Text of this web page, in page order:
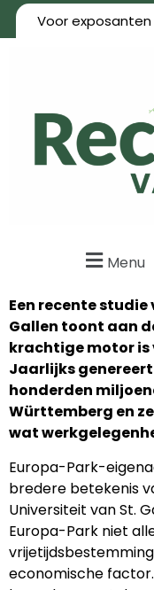
Voor exposanten
Menu
Een recente
Gallen toont aan
krachtige motor is
Jaarlijks
honderden
Württemberg en
wat
Europa-Park-
bredere betekenis
Universiteit van St.
Europa-Park niet
economische